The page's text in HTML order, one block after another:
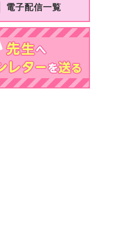
電子配信一覧